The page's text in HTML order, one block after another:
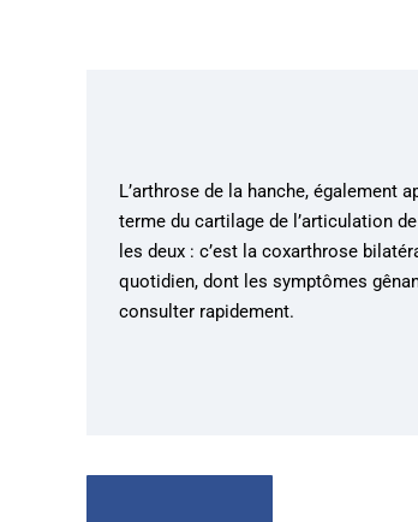
L’arthrose de la hanche, également
terme du cartilage de l’articulation
les deux : c’est la coxarthrose
quotidien, dont les symptômes
consulter rapidement.